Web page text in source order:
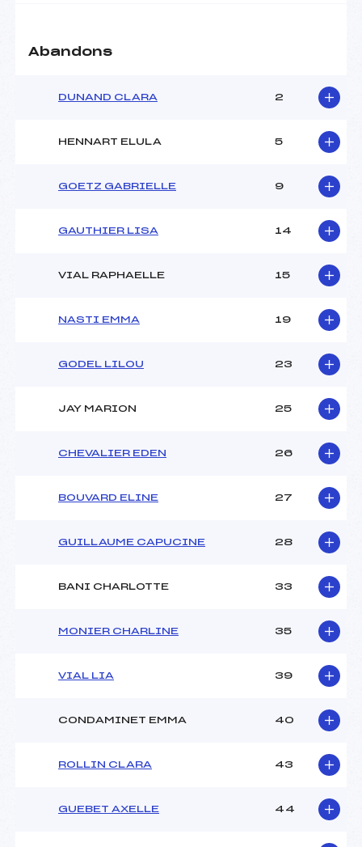
Abandons
DUNAND CLARA 2
HENNART ELULA 5
GOETZ GABRIELLE 9
GAUTHIER LISA 14
VIAL RAPHAELLE 15
NASTI EMMA 19
GODEL LILOU 23
JAY MARION 25
CHEVALIER EDEN 26
BOUVARD ELINE 27
GUILLAUME CAPUCINE 28
BANI CHARLOTTE 33
MONIER CHARLINE 35
VIAL LIA 39
CONDAMINET EMMA 40
ROLLIN CLARA 43
GUEBET AXELLE 44